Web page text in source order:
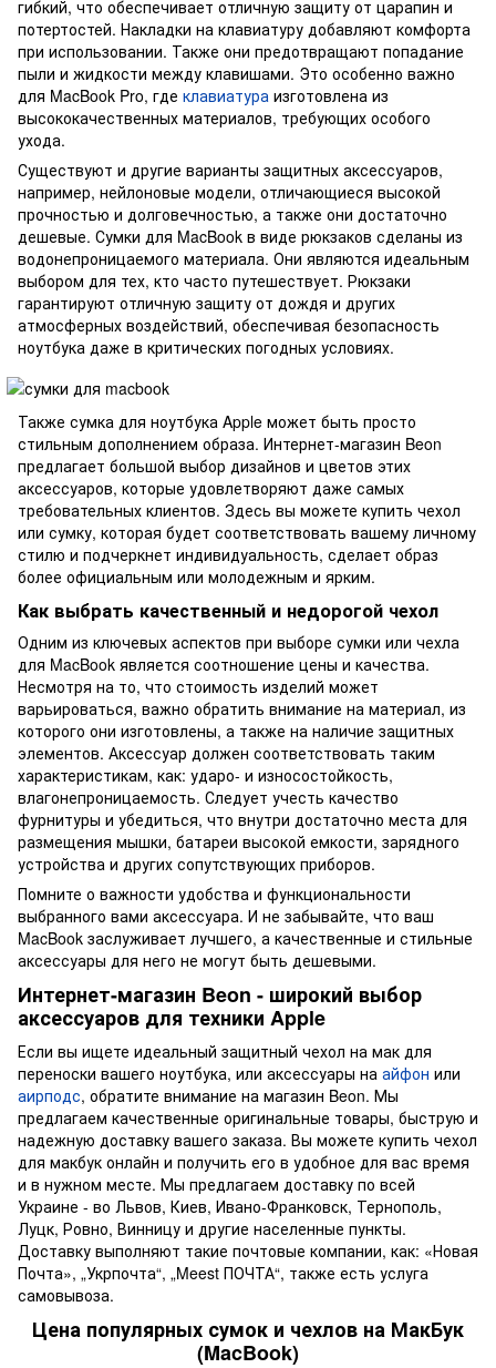
гибкий, что обеспечивает отличную защиту от царапин и
потертостей. Накладки на клавиатуру добавляют комфорта
при использовании. Также они предотвращают попадание
пыли и жидкости между клавишами. Это особенно важно
для MacBook Pro, где клавиатура изготовлена из
высококачественных материалов, требующих особого
ухода.
Существуют и другие варианты защитных аксессуаров,
например, нейлоновые модели, отличающиеся высокой
прочностью и долговечностью, а также они достаточно
дешевые. Сумки для MacBook в виде рюкзаков сделаны из
водонепроницаемого материала. Они являются идеальным
выбором для тех, кто часто путешествует. Рюкзаки
гарантируют отличную защиту от дождя и других
атмосферных воздействий, обеспечивая безопасность
ноутбука даже в критических погодных условиях.
Также сумка для ноутбука Apple может быть просто
стильным дополнением образа. Интернет-магазин Beon
предлагает большой выбор дизайнов и цветов этих
аксессуаров, которые удовлетворяют даже самых
требовательных клиентов. Здесь вы можете купить чехол
или сумку, которая будет соответствовать вашему личному
стилю и подчеркнет индивидуальность, сделает образ
более официальным или молодежным и ярким.
Как выбрать качественный и недорогой чехол
Одним из ключевых аспектов при выборе сумки или чехла
для MacBook является соотношение цены и качества.
Несмотря на то, что стоимость изделий может
варьироваться, важно обратить внимание на материал, из
которого они изготовлены, а также на наличие защитных
элементов. Аксессуар должен соответствовать таким
характеристикам, как: ударо- и износостойкость,
влагонепроницаемость. Следует учесть качество
фурнитуры и убедиться, что внутри достаточно места для
размещения мышки, батареи высокой емкости, зарядного
устройства и других сопутствующих приборов.
Помните о важности удобства и функциональности
выбранного вами аксессуара. И не забывайте, что ваш
MacBook заслуживает лучшего, а качественные и стильные
аксессуары для него не могут быть дешевыми.
Интернет-магазин Beon - широкий выбор
аксессуаров для техники Apple
Если вы ищете идеальный защитный чехол на мак для
переноски вашего ноутбука, или аксессуары на айфон или
аирподс, обратите внимание на магазин Beon. Мы
предлагаем качественные оригинальные товары, быструю и
надежную доставку вашего заказа. Вы можете купить чехол
для макбук онлайн и получить его в удобное для вас время
и в нужном месте. Мы предлагаем доставку по всей
Украине - во Львов, Киев, Ивано-Франковск, Тернополь,
Луцк, Ровно, Винницу и другие населенные пункты.
Доставку выполняют такие почтовые компании, как: «Новая
Почта», „Укрпочта“, „Meest ПОЧТА“, также есть услуга
самовывоза.
Цена популярных сумок и чехлов на МакБук
(MacBook)